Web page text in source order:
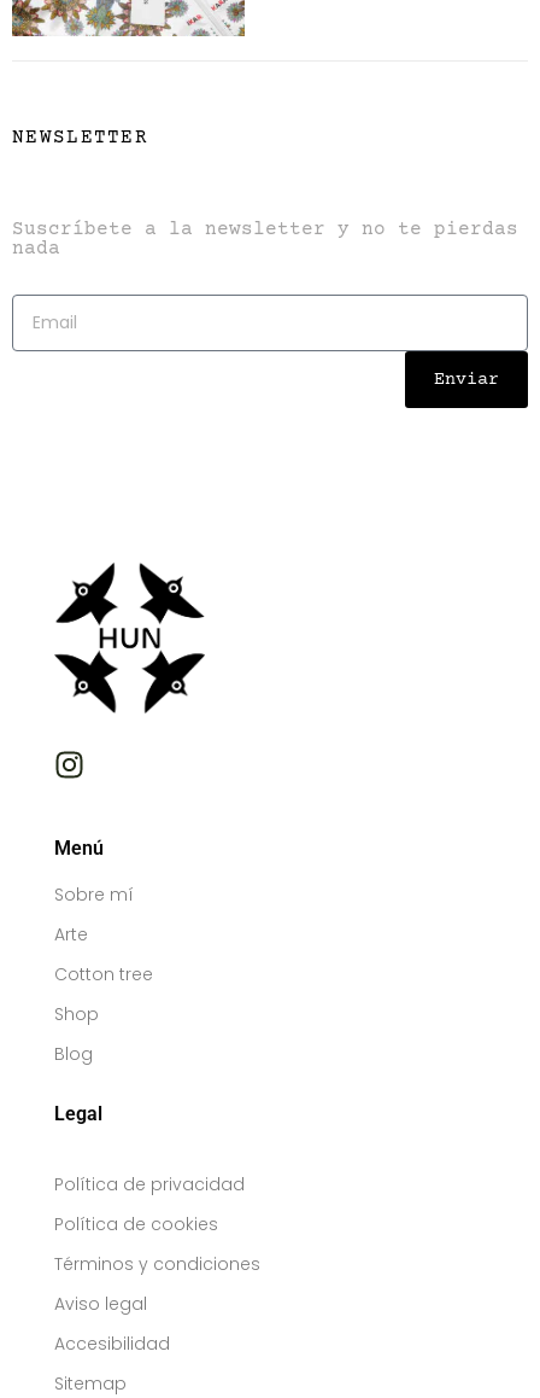
NEWSLETTER
Suscríbete a la newsletter y no te pierdas
nada
Enviar
Menú
Sobre mí
Arte
Cotton tree
Shop
Blog
Legal
Política de privacidad
Política de cookies
Términos y condiciones
Aviso legal
Accesibilidad
Sitemap